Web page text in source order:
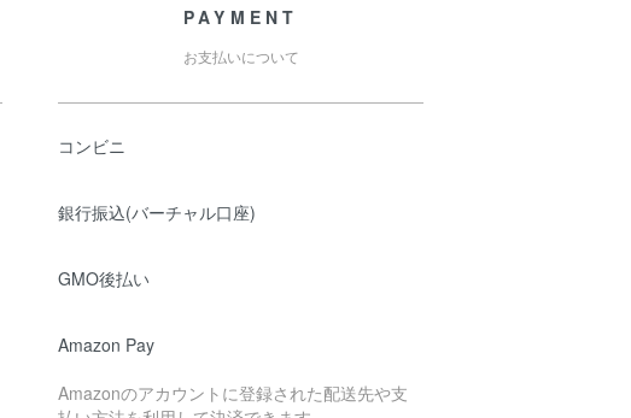
PAYMENT
お支払いについて
コンビニ
銀行振込(バーチャル口座)
GMO後払い
Amazon Pay
Amazonのアカウントに登録された配送先や支